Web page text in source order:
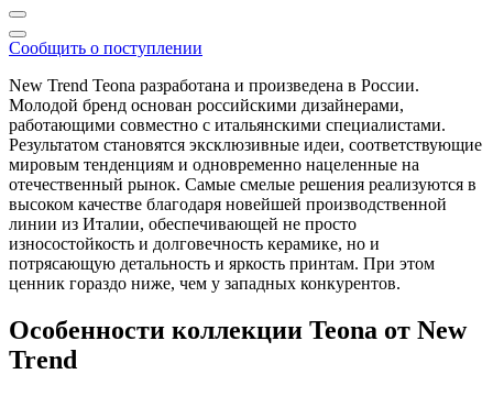
Сообщить о поступлении
New Trend Teona разработана и произведена в России.
Молодой бренд основан российскими дизайнерами,
работающими совместно с итальянскими специалистами.
Результатом становятся эксклюзивные идеи, соответствующие
мировым тенденциям и одновременно нацеленные на
отечественный рынок. Самые смелые решения реализуются в
высоком качестве благодаря новейшей производственной
линии из Италии, обеспечивающей не просто
износостойкость и долговечность керамике, но и
потрясающую детальность и яркость принтам. При этом
ценник гораздо ниже, чем у западных конкурентов.
Особенности коллекции Teona от New
Trend